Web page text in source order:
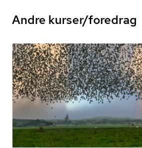
Andre kurser/foredrag